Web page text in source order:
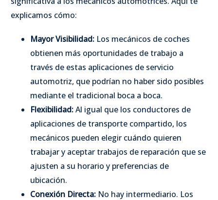
explicamos cómo:
Mayor Visibilidad: Los mecánicos de coches
obtienen más oportunidades de trabajo a
través de estas aplicaciones de servicio
automotriz, que podrían no haber sido posibles
mediante el tradicional boca a boca.
Flexibilidad:Al igual que los conductores de
aplicaciones de transporte compartido, los
mecánicos pueden elegir cuándo quieren
trabajar y aceptar trabajos de reparación que se
ajusten a su horario y preferencias de
ubicación.
Conexión Directa: No hay intermediario. Los